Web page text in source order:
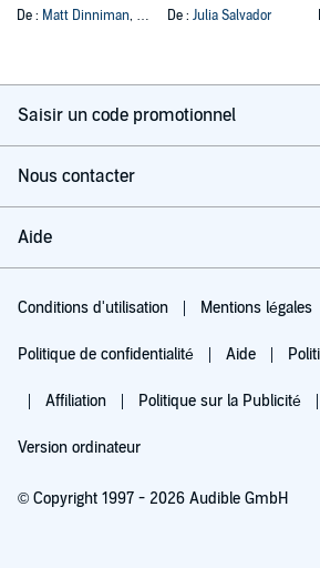
De : Matt Dinniman, et autres
De : Julia Salvador
Saisir un code promotionnel
Nous contacter
Aide
Conditions d'utilisation Mentions légales
Politique de confidentialité Aide
Affiliation Politique sur la Publicité
Version ordinateur
© Copyright 1997 - 2026 Audible GmbH